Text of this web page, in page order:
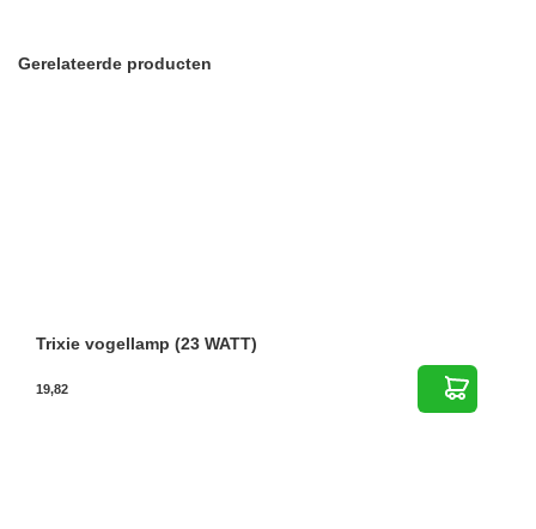
Gerelateerde producten
Trixie vogellamp (23 WATT)
19,82